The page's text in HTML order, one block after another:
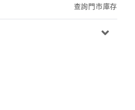
查詢門市庫存